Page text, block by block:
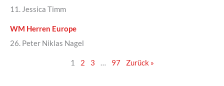
11. Jessica Timm
WM Herren Europe
26. Peter Niklas Nagel
1 2 3 … 97 Zurück »